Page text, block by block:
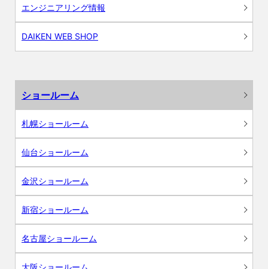
エンジニアリング情報
DAIKEN WEB SHOP
ショールーム
札幌ショールーム
仙台ショールーム
金沢ショールーム
新宿ショールーム
名古屋ショールーム
大阪ショールーム